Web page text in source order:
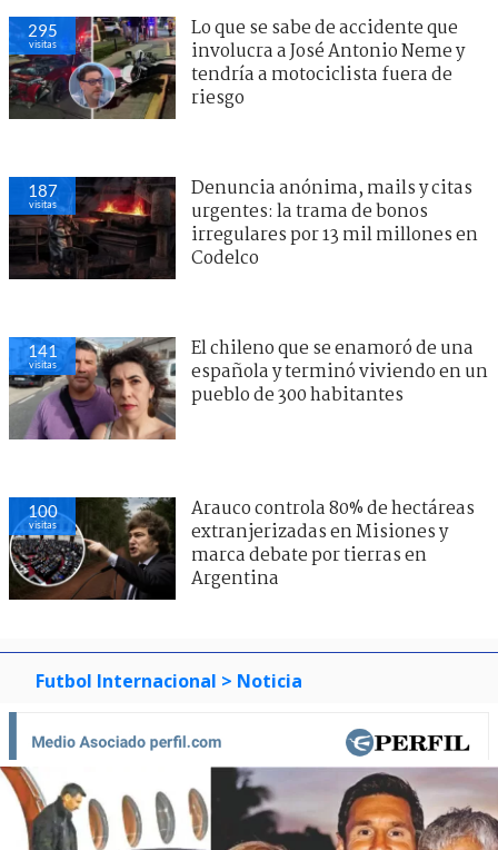
295
visitas
Lo que se sabe de accidente que
involucra a José Antonio Neme y
tendría a motociclista fuera de
riesgo
187
visitas
Denuncia anónima, mails y citas
urgentes: la trama de bonos
irregulares por 13 mil millones en
Codelco
141
visitas
El chileno que se enamoró de una
española y terminó viviendo en un
pueblo de 300 habitantes
100
visitas
Arauco controla 80% de hectáreas
extranjerizadas en Misiones y
marca debate por tierras en
Argentina
Futbol Internacional > Noticia